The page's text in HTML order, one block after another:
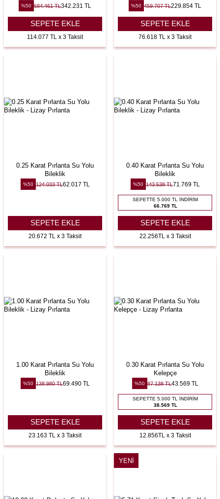
%50 684.461TL342.231 TL
SEPETE EKLE
114.077 TL x 3 Taksit
%50 459.707TL229.854 TL
SEPETE EKLE
76.618 TL x 3 Taksit
0.25 Karat Pırlanta Su Yolu
Bileklik
%50 124.033TL62.017 TL
SEPETE EKLE
20.672 TL x 3 Taksit
0.40 Karat Pırlanta Su Yolu
Bileklik
%50 143.538TL71.769TL
SEPETTE 5.000 TL İNDIRIM
66.769 TL
SEPETE EKLE
22.256TL x 3 Taksit
1.00 Karat Pırlanta Su Yolu
Bileklik
%50 138.980TL69.490TL
SEPETE EKLE
23.163 TL x 3 Taksit
0.30 Karat Pırlanta Su Yolu
Kelepçe
%50 87.138TL43.569TL
SEPETTE 5.000 TL İNDIRIM
38.569 TL
SEPETE EKLE
12.856TL x 3 Taksit
YENI